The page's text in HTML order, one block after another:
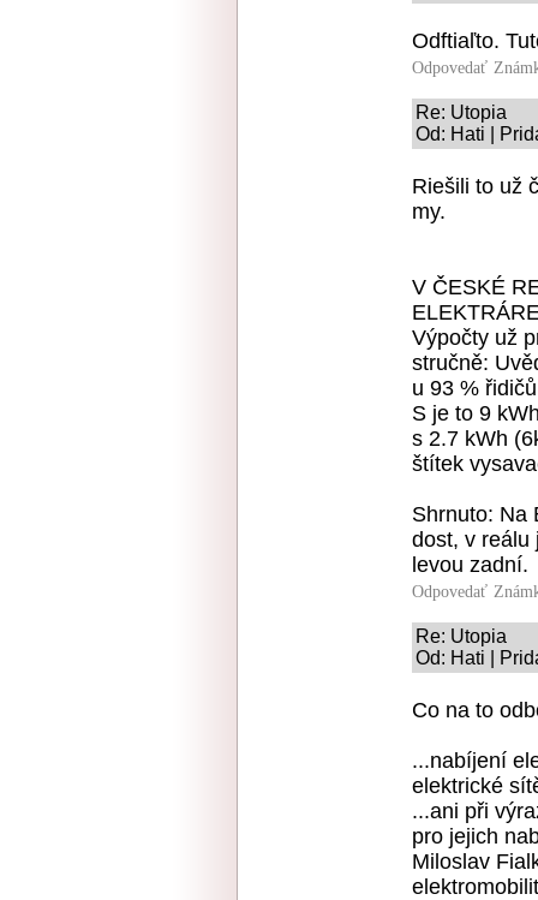
Odftiaľto.
Odpovedať
Re: Utopia
Od: Hati |
Riešili to už
my.
V ČESKÉ
Výpočty už
stručně:
u 93 %
S je to 9
s 2.7 kWh
štítek
Shrnuto: Na
dost, v reálu
levou zadní.
Odpovedať
Re: Utopia
Od: Hati |
Co na to
...nabíjení
elektrické
...ani při
pro jejich
Miloslav